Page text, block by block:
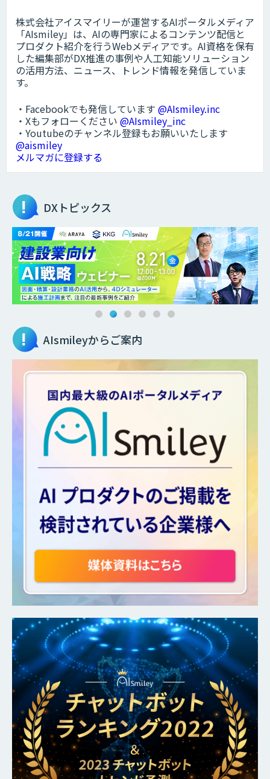
株式会社アイスマイリーが運営するAIポータルメディア
「AIsmiley」は、AIの専門家によるコンテンツ配信と
プロダクト紹介を行うWebメディアです。AI資格を保有
した編集部がDX推進の事例や人工知能ソリューション
の活用方法、ニュース、トレンド情報を発信していま
す。
・Facebookでも発信しています @AIsmiley.inc
・Xもフォローください @AIsmiley_inc
・Youtubeのチャンネル登録もお願いいたします
@aismiley
メルマガに登録する
DXトピックス
AIsmileyからご案内